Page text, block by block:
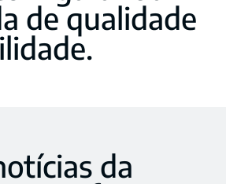
de qualidade
da